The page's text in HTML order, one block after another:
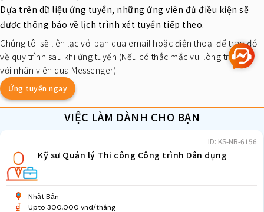
Dựa trên dữ liệu ứng tuyển, những ứng viên đủ điều kiện sẽ
được thông báo về lịch trình xét tuyển tiếp theo.
Chúng tôi sẽ liên lạc với bạn qua email hoặc điện thoại để trao đổi
về quy trình sau khi ứng tuyển (Nếu có thắc mắc vui lòng trao đổi
với nhân viên qua Messenger)
Ứng tuyển ngay
VIỆC LÀM DÀNH CHO BẠN
ID: KS-NB-6156
Kỹ sư Quản lý Thi công Công trình Dân dụng
Nhật Bản
Upto 300,000 vnd/tháng